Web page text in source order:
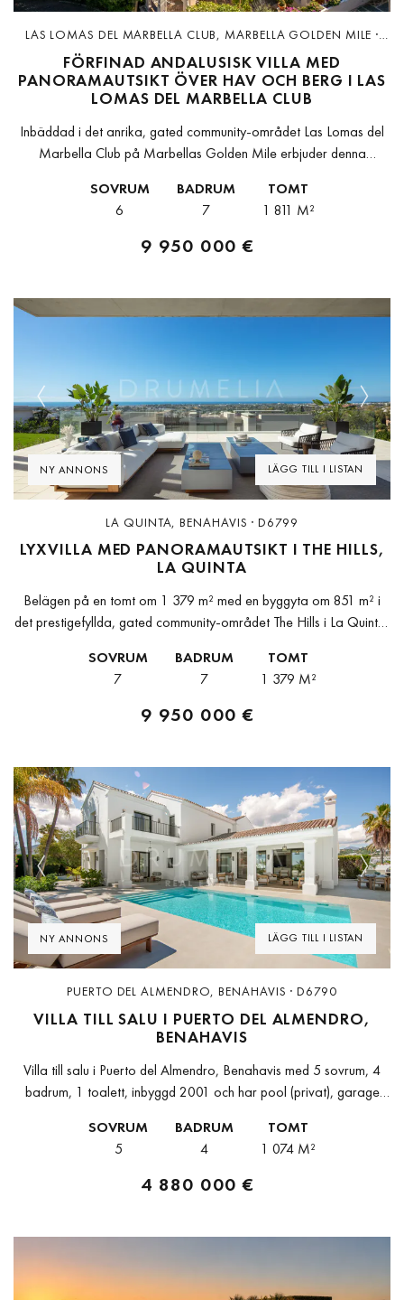
LAS LOMAS DEL MARBELLA CLUB, MARBELLA GOLDEN MILE ·
D6800
FÖRFINAD ANDALUSISK VILLA MED
PANORAMAUTSIKT ÖVER HAV OCH BERG I LAS
LOMAS DEL MARBELLA CLUB
Inbäddad i det anrika, gated community-området Las Lomas del
Marbella Club på Marbellas Golden Mile erbjuder denna
avskildhet och en avundsvärd livsstil...
SOVRUM
6
BADRUM
7
TOMT
1 811 M²
9 950 000 €
LÄGG TILL I LISTAN
Previous Next
NY ANNONS
LA QUINTA, BENAHAVIS · D6799
LYXVILLA MED PANORAMAUTSIKT I THE HILLS,
LA QUINTA
Belägen på en tomt om 1 379 m² med en byggyta om 851 m² i
det prestigefyllda, gated community-området The Hills i La Quinta,
SOVRUM
7
BADRUM
7
TOMT
1 379 M²
9 950 000 €
LÄGG TILL I LISTAN
Previous Next
NY ANNONS
PUERTO DEL ALMENDRO, BENAHAVIS · D6790
VILLA TILL SALU I PUERTO DEL ALMENDRO,
BENAHAVIS
Villa till salu i Puerto del Almendro, Benahavis med 5 sovrum, 4
badrum, 1 toalett, inbyggd 2001 och har pool (privat), garage
1074m²...
SOVRUM
5
BADRUM
4
TOMT
1 074 M²
4 880 000 €